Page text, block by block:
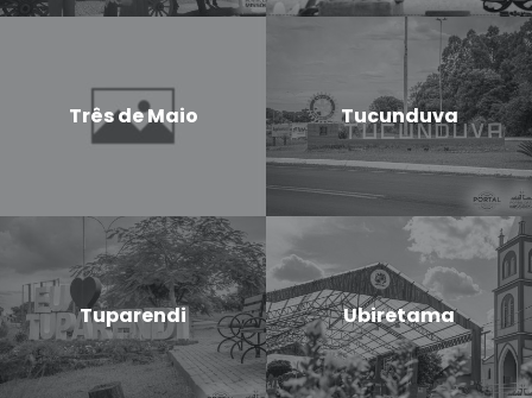
Três de Maio Tucunduva
Tuparendi Ubiretama